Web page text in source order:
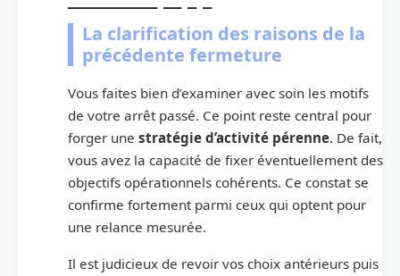
La clarification des raisons de la
précédente fermeture
Vous faites bien d’examiner avec soin les motifs
de votre arrêt passé. Ce point reste central pour
forger une stratégie d’activité pérenne. De fait,
vous avez la capacité de fixer éventuellement des
objectifs opérationnels cohérents. Ce constat se
confirme fortement parmi ceux qui optent pour
une relance mesurée.
Il est judicieux de revoir vos choix antérieurs puis